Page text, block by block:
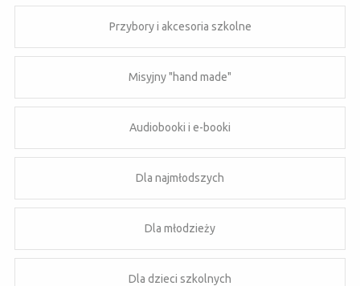
Przybory i akcesoria szkolne
Misyjny "hand made"
Audiobooki i e-booki
Dla najmłodszych
Dla młodzieży
Dla dzieci szkolnych